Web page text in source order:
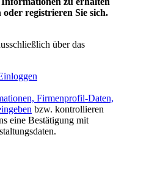
oder registrieren Sie sich.
über das
Firmenprofil-Daten,
bzw. kontrollieren
eine Bestätigung mit